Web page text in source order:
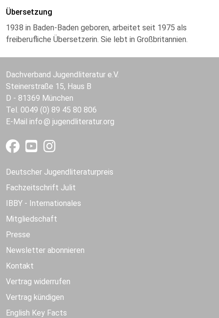
Übersetzung
1938 in Baden-Baden geboren, arbeitet seit 1975 als
freiberufliche Übersetzerin. Sie lebt in Großbritannien.
Dachverband Jugendliteratur e.V.
Steinerstraße 15, Haus B
D - 81369 München
Tel. 0049 (0) 89 45 80 806
E-Mail info jugendliteratur.org
Deutscher Jugendliteraturpreis
Fachzeitschrift Julit
IBBY - Internationales
Mitgliedschaft
Presse
Newsletter abonnieren
Kontakt
Vertrag widerrufen
Vertrag kündigen
English Key Facts